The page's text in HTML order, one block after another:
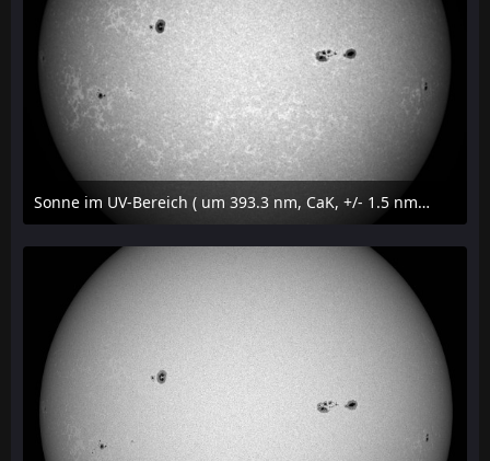
Sonne im UV-Bereich ( um 393.3 nm, CaK, +/- 1.5 nm) am 23. Juli 2026 um 16:15 MESZ
24. Juli 2026 um 20:42